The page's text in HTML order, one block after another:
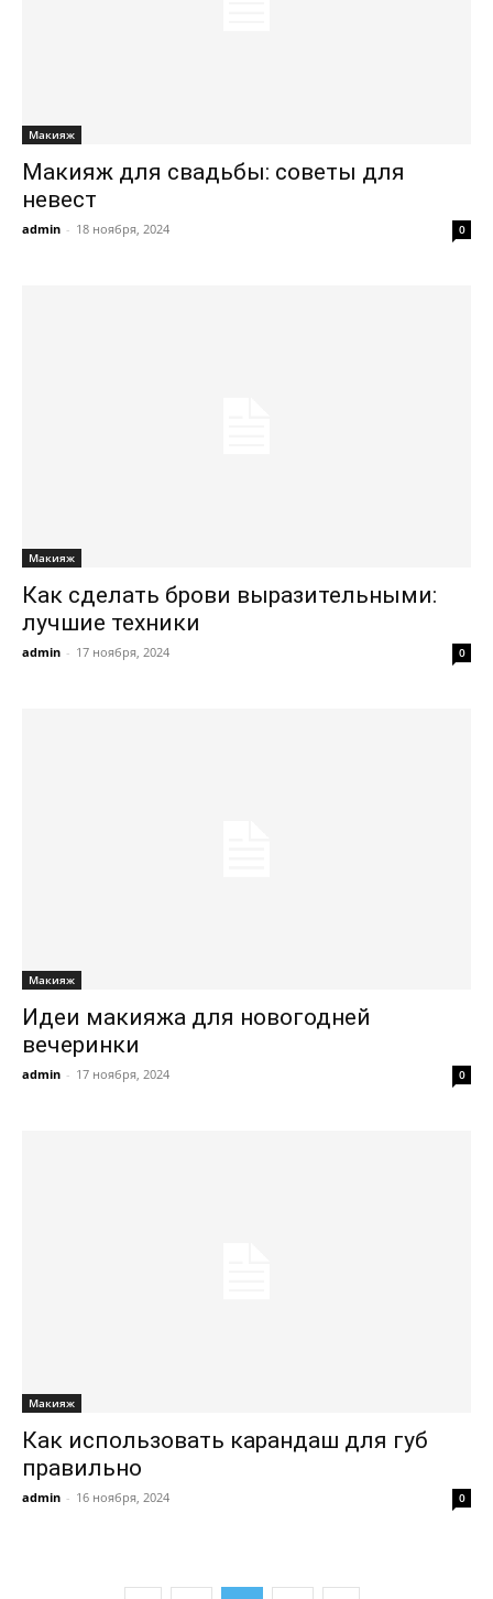
Макияж
Макияж для свадьбы: советы для
невест
admin - 18 ноября, 2024 0
Макияж
Как сделать брови выразительными:
лучшие техники
admin - 17 ноября, 2024 0
Макияж
Идеи макияжа для новогодней
вечеринки
admin - 17 ноября, 2024 0
Макияж
Как использовать карандаш для губ
правильно
admin - 16 ноября, 2024 0